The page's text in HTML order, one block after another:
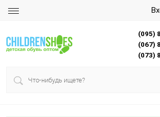
(095)
(067)
(073)